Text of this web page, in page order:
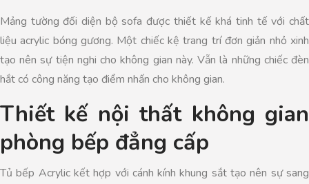
Mảng tường đối diện bộ sofa được thiết kế khá tinh tế với chất
liệu acrylic bóng gương. Một chiếc kệ trang trí đơn giản nhỏ xinh
tạo nên sự tiện nghi cho không gian này. Vẫn là những chiếc đèn
hắt có công năng tạo điểm nhấn cho không gian.
Thiết kế nội thất không gian
phòng bếp đẳng cấp
Tủ bếp Acrylic kết hợp với cánh kính khung sắt tạo nên sự sang